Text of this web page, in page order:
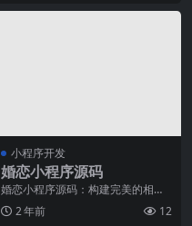
小程序开发
婚恋小程序源码
婚恋小程序源码：构建完美的相亲
交友平台引言现如今，随着移动互
联网的快速发展，人们
2 年前 12